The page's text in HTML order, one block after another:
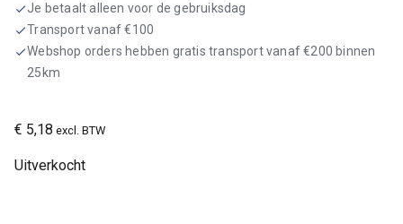
check Je betaalt alleen voor de gebruiksdag
checkTransport vanaf €100
checkWebshop orders hebben gratis transport vanaf €200 binnen
25km
€ 5,18 excl. BTW
Uitverkocht